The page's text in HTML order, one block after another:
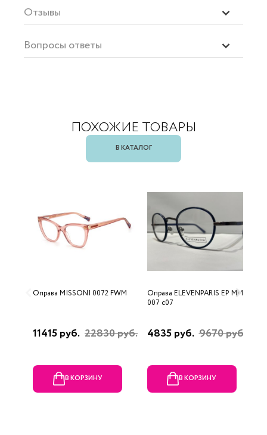
Отзывы
Вопросы ответы
ПОХОЖИЕ ТОВАРЫ
В КАТАЛОГ
Оправа MISSONI 0072 FWM
11415 руб. 22830 руб.
В КОРЗИНУ
Оправа ELEVENPARIS EP MM
007 c07
4835 руб. 9670 руб.
В КОРЗИНУ